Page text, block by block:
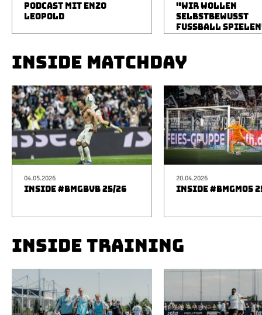
PODCAST MIT ENZO
LEOPOLD
"WIR WOLLEN
SELBSTBEWUSST
FUSSBALL
INSIDE MATCHDAY
04.05.2026
INSIDE #BMGBVB 25/26
20.04.2026
INSIDE #BMGM05
INSIDE TRAINING